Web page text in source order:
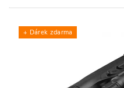
+ Dárek zdarma